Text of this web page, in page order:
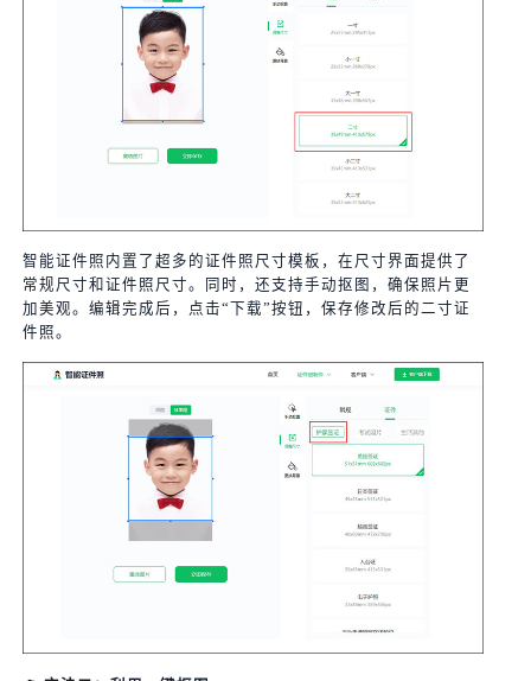
智能证件照内置了超多的证件照尺寸模板，在尺寸界面提供了
常规尺寸和证件照尺寸。同时，还支持手动抠图，确保照片更
加美观。编辑完成后，点击“下载”按钮，保存修改后的二寸证
件照。